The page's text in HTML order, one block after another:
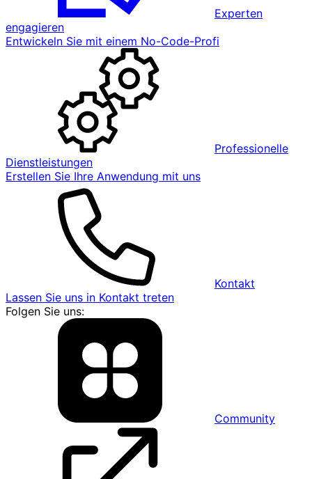
Experten
engagieren
Entwickeln Sie mit einem No-Code-Profi
Professionelle
Dienstleistungen
Erstellen Sie Ihre Anwendung mit uns
Kontakt
Lassen Sie uns in Kontakt treten
Folgen Sie uns:
Community